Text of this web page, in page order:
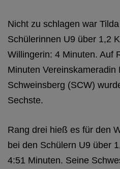
Nicht zu schlagen war
Schülerinnen U9 über 1,2
Willingerin: 4 Minuten. Auf
Minuten Vereinskameradin
Schweinsberg (SCW)
Sechste.
Rang drei hieß es für den
bei den Schülern U9 über
4:51 Minuten. Seine